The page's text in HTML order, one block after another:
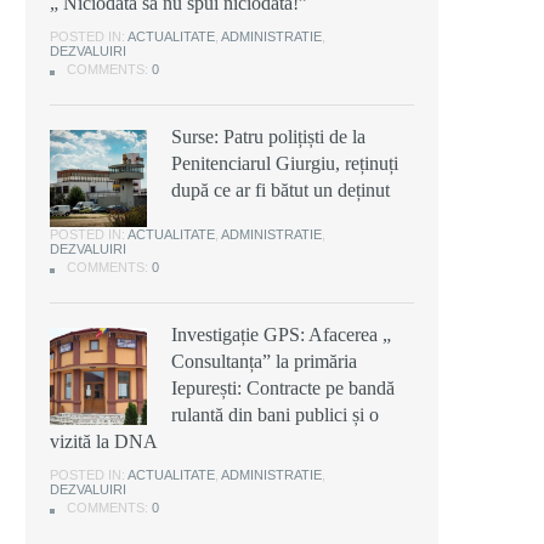
POSTED IN: ACTUALITATE ADMINISTRATIE
DEZVALUIRI
COMMENTS: 0
Surse: Patru polițiști de la
Penitenciarul Giurgiu, reținuți
după ce ar fi bătut un deținut
POSTED IN: ACTUALITATE ADMINISTRATIE
DEZVALUIRI
COMMENTS: 0
Investigație GPS: Afacerea „
Consultanța” la primăria
Iepurești: Contracte pe bandă
rulantă din bani publici și o
vizită la DNA
POSTED IN: ACTUALITATE ADMINISTRATIE
DEZVALUIRI
COMMENTS: 0